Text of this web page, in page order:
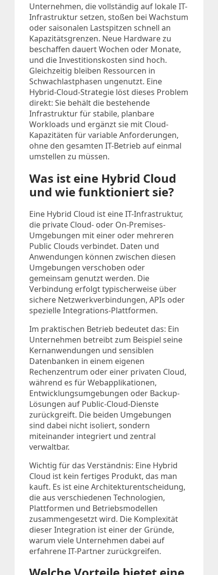
Unternehmen, die vollständig auf lokale IT-
Infrastruktur setzen, stoßen bei Wachstum
oder saisonalen Lastspitzen schnell an
Kapazitätsgrenzen. Neue Hardware zu
beschaffen dauert Wochen oder Monate,
und die Investitionskosten sind hoch.
Gleichzeitig bleiben Ressourcen in
Schwachlastphasen ungenutzt. Eine
Hybrid-Cloud-Strategie löst dieses Problem
direkt: Sie behält die bestehende
Infrastruktur für stabile, planbare
Workloads und ergänzt sie mit Cloud-
Kapazitäten für variable Anforderungen,
ohne den gesamten IT-Betrieb auf einmal
umstellen zu müssen.
Was ist eine Hybrid Cloud
und wie funktioniert sie?
Eine Hybrid Cloud ist eine IT-Infrastruktur,
die private Cloud- oder On-Premises-
Umgebungen mit einer oder mehreren
Public Clouds verbindet. Daten und
Anwendungen können zwischen diesen
Umgebungen verschoben oder
gemeinsam genutzt werden. Die
Verbindung erfolgt typischerweise über
sichere Netzwerkverbindungen, APIs oder
spezielle Integrations-Plattformen.
Im praktischen Betrieb bedeutet das: Ein
Unternehmen betreibt zum Beispiel seine
Kernanwendungen und sensiblen
Datenbanken in einem eigenen
Rechenzentrum oder einer privaten Cloud,
während es für Webapplikationen,
Entwicklungsumgebungen oder Backup-
Lösungen auf Public-Cloud-Dienste
zurückgreift. Die beiden Umgebungen
sind dabei nicht isoliert, sondern
miteinander integriert und zentral
verwaltbar.
Wichtig für das Verständnis: Eine Hybrid
Cloud ist kein fertiges Produkt, das man
kauft. Es ist eine Architekturentscheidung,
die aus verschiedenen Technologien,
Plattformen und Betriebsmodellen
zusammengesetzt wird. Die Komplexität
dieser Integration ist einer der Gründe,
warum viele Unternehmen dabei auf
erfahrene IT-Partner zurückgreifen.